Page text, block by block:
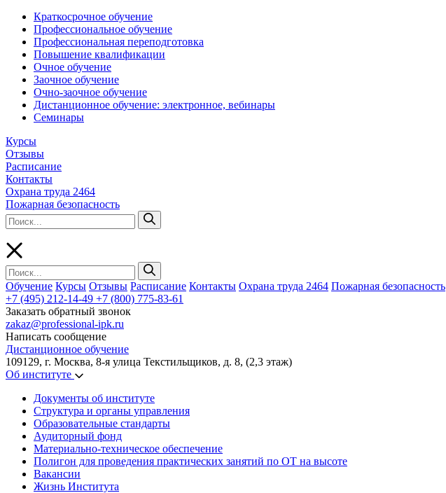
Краткосрочное обучение
Профессиональное обучение
Профессиональная переподготовка
Повышение квалификации
Очное обучение
Заочное обучение
Очно-заочное обучение
Дистанционное обучение: электронное, вебинары
Семинары
Курсы
Отзывы
Расписание
Контакты
Охрана труда 2464
Пожарная безопасность
Обучение Курсы Отзывы Расписание Контакты Охрана труда 2464 Пожарная безопасность
+7 (495) 212-14-49 +7 (800) 775-83-61
Заказать обратный звонок
zakaz@professional-ipk.ru
Написать сообщение
Дистанционное обучение
109129, г. Москва, 8-я улица Текстильщиков, д. 8, (2,3 этаж)
Об институте
Документы об институте
Структура и органы управления
Образовательные стандарты
Аудиторный фонд
Материально-техническое обеспечение
Полигон для проведения практических занятий по ОТ на высоте
Вакансии
Жизнь Института